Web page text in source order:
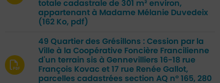
totale cadastrale de 301 m² environ,
appartenant à Madame Mélanie Duvedeix
(162 Ko, pdf)
49 Quartier des Grésillons : Cession par la
Ville à la Coopérative Foncière Francilienne
d'un terrain sis à Gennevilliers 16-18 rue
François Kovac et 17 rue Renée Gallot,
parcelles cadastrées section AQ n° 165, 280